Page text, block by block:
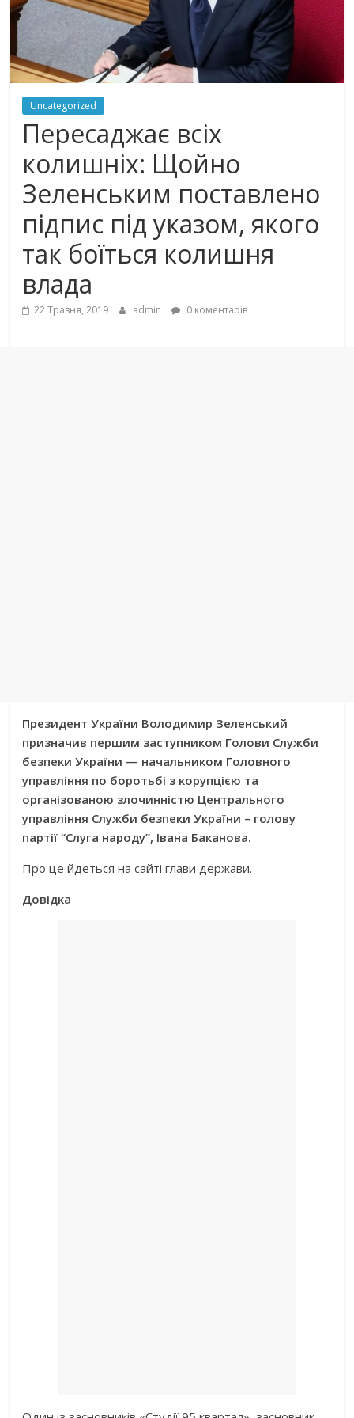
Uncategorized
Пересаджає всіх
колишніх: Щойно
Зеленським поставлено
підпис під указом, якого
так боїться колишня
влада
22 Травня, 2019 admin 0 коментарів
Президент України Володимир Зеленський
призначив першим заступником Голови Служби
безпеки України — начальником Головного
управління по боротьбі з корупцією та
організованою злочинністю Центрального
управління Служби безпеки України – голову
партії “Слуга народу”, Івана Баканова.
Про це йдеться на сайті глави держави.
Довідка